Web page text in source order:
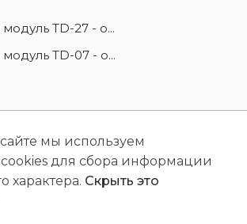
TD-27 - о...
TD-07 - о...
. Все права защищены.
мы используем
для сбора информации
характера. Скрыть это